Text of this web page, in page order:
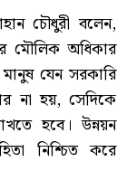
চৌধুরী বলেন,
মৌলিক অধিকার
যেন সরকারি
না হয়, সেদিকে
হবে। উন্নয়ন
নিশ্চিত করে